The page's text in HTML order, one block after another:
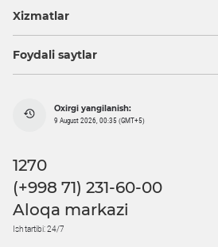
Xizmatlar
Foydali saytlar
Oxirgi yangilanish:
9 August 2026, 00:35 (GMT+5)
1270
(+998 71) 231-60-00
Aloqa markazi
Ish tartibi: 24/7